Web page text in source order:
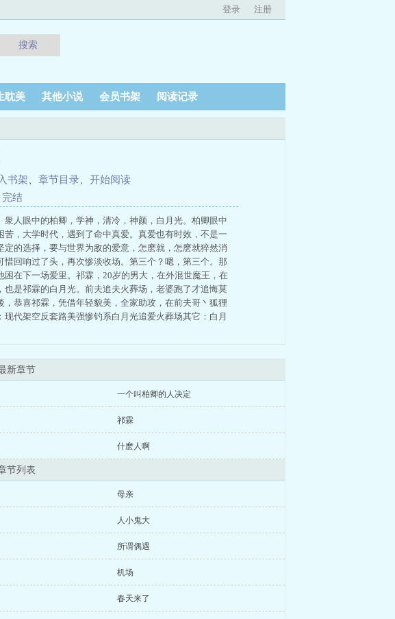
登录 注册
搜索
耽美 其他小说 会员书架 阅读记录
书架 章节目录
开始阅读
完结
人眼中的柏卿，学神，清冷，神颜，白月光。柏卿眼中
，大学时代，遇到了命中真爱。真爱也有时效，不是一
的选择，要与世界为敌的爱意，怎麽就，怎麽就猝然消
回响过了头，再次惨淡收场。第三个？嗯，第三个。那
在下一场爱里。祁霖，20岁的男大，在外混世魔王，在
是祁霖的白月光。前夫追夫火葬场，老婆跑了才追悔莫
恭喜祁霖，凭借年轻貌美，全家助攻，在前夫哥丶狐狸
代架空反套路美强惨钓系白月光追爱火葬场其它：白月
新章节
一个叫柏卿的人决定
祁霖
什麽人啊
节列表
母亲
人小鬼大
所谓偶遇
机场
春天来了